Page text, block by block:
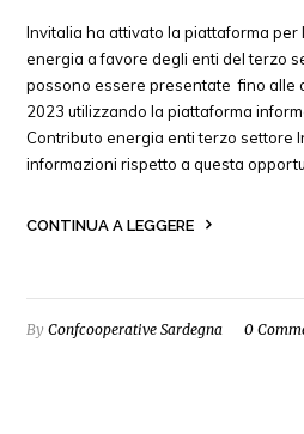
Invitalia ha attivato la piattaforma
energia a favore degli enti del terzo
possono essere presentate fino alle
2023 utilizzando la piattaforma
Contributo energia enti terzo settore
informazioni rispetto a questa
CONTINUA A LEGGERE
ByConfcooperative Sardegna 0